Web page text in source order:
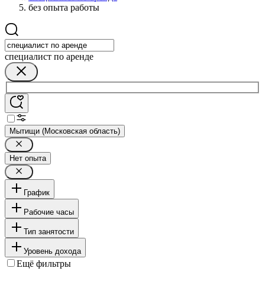
без опыта работы
специалист по аренде
Мытищи (Московская область)
Нет опыта
График
Рабочие часы
Тип занятости
Уровень дохода
Ещё фильтры